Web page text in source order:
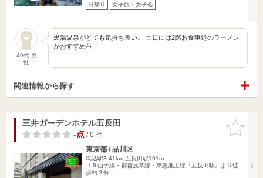
日帰り 女子旅・女子会
40代 男
性
黒湯温泉がとても気持ち良い。 土日には2階お食事処のラーメン
がおすすめ🍜
関連情報から探す
お気に入
りに追加
三井ガーデンホテル五反田
-点/ 0 件
東京都 / 品川区
馬込駅3.41km 五反田駅191m
ＪＲ山手線・都営浅草線・東急池上線『五反田駅』より徒
歩約３分